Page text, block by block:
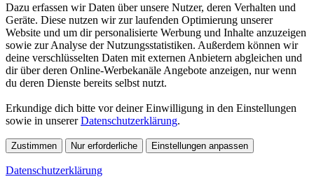
Dazu erfassen wir Daten über unsere Nutzer, deren Verhalten und
Geräte. Diese nutzen wir zur laufenden Optimierung unserer
Website und um dir personalisierte Werbung und Inhalte anzuzeigen
sowie zur Analyse der Nutzungsstatistiken. Außerdem können wir
deine verschlüsselten Daten mit externen Anbietern abgleichen und
dir über deren Online-Werbekanäle Angebote anzeigen, nur wenn
du deren Dienste bereits selbst nutzt.
Erkundige dich bitte vor deiner Einwilligung in den Einstellungen
sowie in unsererDatenschutzerklärung.
Zustimmen Nur erforderliche Einstellungen anpassen
Datenschutzerklärung